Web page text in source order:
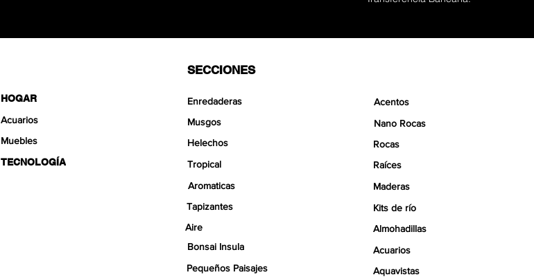
HOGAR
Acuarios
Muebles
TECNOLOGÍA
SECCIONES
Enredaderas
Musgos
Helechos
Tropical
Aromaticas
Tapizantes
Aire
Bonsai Insula
Pequeños Paisajes
Acentos
Nano Rocas
Rocas
Raíces
Maderas
Kits de río
Almohadillas
Acuarios
Aquavistas